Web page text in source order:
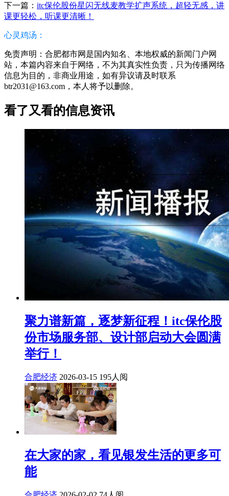
下一篇： itc保伦股份星闪无线麦教学扩声系统，超轻无感，讲
课更轻松，听课更清晰！
心灵鸡汤：
免责声明：合肥都市网是国内知名、本地权威的新闻门户网
站，本篇内容来自于网络，不为其真实性负责，只为传播网络
信息为目的，非商业用途，如有异议请及时联系
btr2031@163.com，本人将予以删除。
看了又看的信息资讯
聚力谱新篇，逐梦新征程！itc保伦股
份市场服务部、设计部启动大会圆满
举行！
合肥经济 2026-03-15 195人阅
在大家的家，看见银发生活的更多可
能